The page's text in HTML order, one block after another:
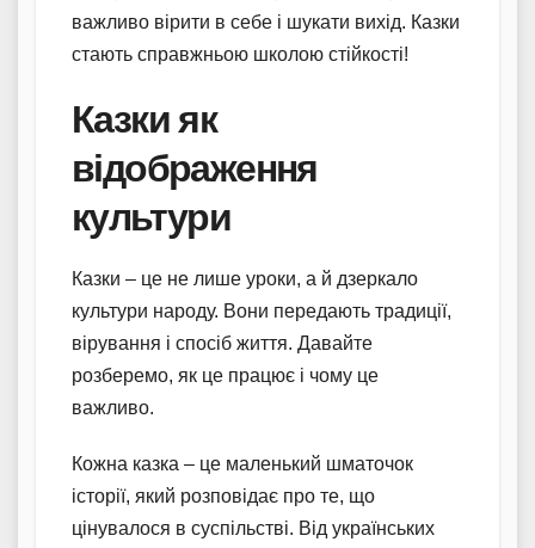
важливо вірити в себе і шукати вихід. Казки
стають справжньою школою стійкості!
Казки як
відображення
культури
Казки – це не лише уроки, а й дзеркало
культури народу. Вони передають традиції,
вірування і спосіб життя. Давайте
розберемо, як це працює і чому це
важливо.
Кожна казка – це маленький шматочок
історії, який розповідає про те, що
цінувалося в суспільстві. Від українських